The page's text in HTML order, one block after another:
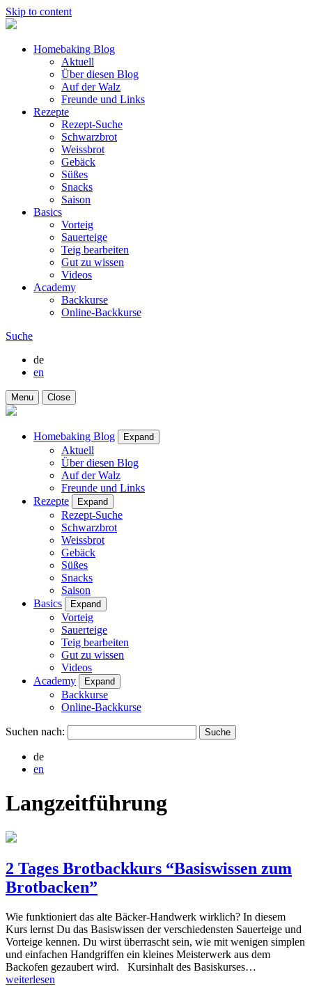
Skip to content
Homebaking Blog
Aktuell
Über diesen Blog
Auf der Walz
Freunde und Links
Rezepte
Rezept-Suche
Schwarzbrot
Weissbrot
Gebäck
Süßes
Snacks
Saison
Basics
Vorteig
Sauerteige
Teig bearbeiten
Gut zu wissen
Videos
Academy
Backkurse
Online-Backkurse
Suche
de
en
Menu Close
Homebaking Blog Expand
Aktuell
Über diesen Blog
Auf der Walz
Freunde und Links
Rezepte
Expand
Rezept-Suche
Schwarzbrot
Weissbrot
Gebäck
Süßes
Snacks
Saison
Basics
Expand
Vorteig
Sauerteige
Teig bearbeiten
Gut zu wissen
Videos
Academy
Expand
Backkurse
Online-Backkurse
Suchen nach:
de
en
Langzeitführung
2 Tages Brotbackkurs “Basiswissen zum
Brotbacken”
Wie funktioniert das alte Bäcker-Handwerk wirklich? In diesem
Kurs lernst Du das Basiswissen der verschiedensten Sauerteige und
Vorteige kennen. Du wirst überrascht sein, wie mit wenigen simplen
und einfachen Handgriffen ein kleines Meisterwerk aus dem
Backofen gezaubert wird. Kursinhalt des Basiskurses…
weiterlesen